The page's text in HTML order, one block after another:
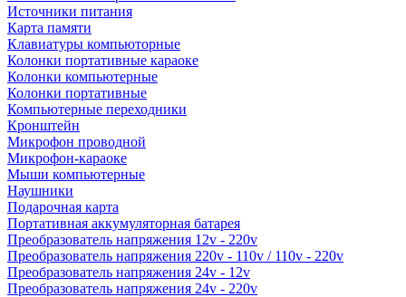
Источники питания
Карта памяти
Клавиатуры компьюторные
Колонки портативные караоке
Колонки компьютерные
Колонки портативные
Компьютерные переходники
Кронштейн
Микрофон проводной
Микрофон-караоке
Мыши компьютерные
Наушники
Подарочная карта
Портативная аккумуляторная батарея
Преобразователь напряжения 12v - 220v
Преобразователь напряжения 220v - 110v / 110v - 220v
Преобразователь напряжения 24v - 12v
Преобразователь напряжения 24v - 220v